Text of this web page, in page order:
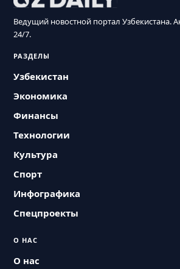
Ведущий новостной портал Узбекистана.
24/7.
РАЗДЕЛЫ
Узбекистан
Экономика
Финансы
Технологии
Культура
Спорт
Инфографика
Спецпроекты
О НАС
О нас